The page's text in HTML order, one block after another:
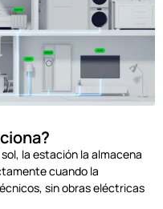
la estación la almacena
cuando la
sin obras eléctricas